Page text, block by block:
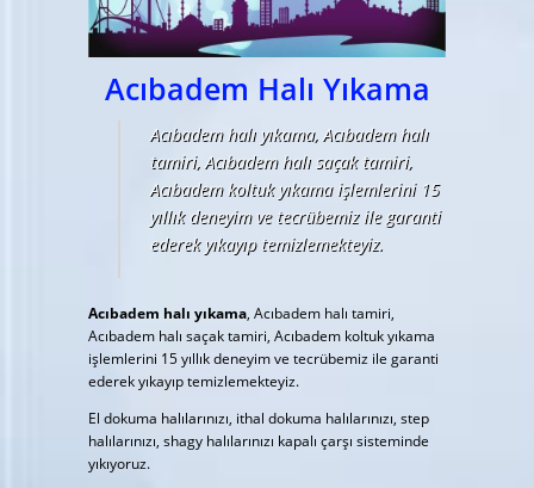
Acıbadem Halı Yıkama
Acıbadem halı yıkama, Acıbadem halı
tamiri, Acıbadem halı saçak tamiri,
Acıbadem koltuk yıkama işlemlerini 15
yıllık deneyim ve tecrübemiz ile garanti
ederek yıkayıp temizlemekteyiz.
Acıbadem halı yıkama, Acıbadem halı tamiri,
Acıbadem halı saçak tamiri, Acıbadem koltuk yıkama
işlemlerini 15 yıllık deneyim ve tecrübemiz ile garanti
ederek yıkayıp temizlemekteyiz.
El dokuma halılarınızı, ithal dokuma halılarınızı, step
halılarınızı, shagy halılarınızı kapalı çarşı sisteminde
yıkıyoruz.